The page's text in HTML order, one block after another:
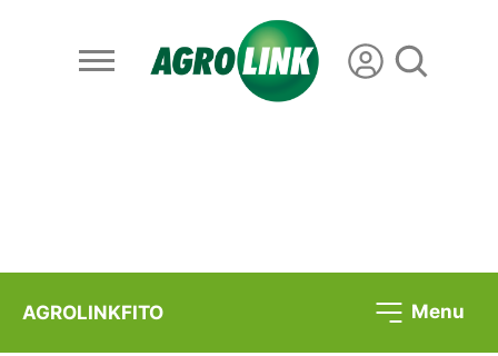
AGROLINKFITO Menu